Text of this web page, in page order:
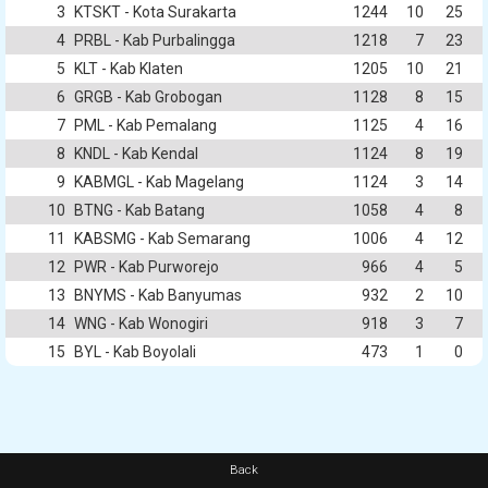
3
KTSKT - Kota Surakarta 1244 10
25
4
PRBL - Kab Purbalingga 1218 7
23
5
KLT - Kab Klaten 1205 10
21
6 GRGB - Kab Grobogan 1128 8
15
7
PML - Kab Pemalang 1125 4
16
8
KNDL - Kab Kendal 1124 8
19
9
KABMGL - Kab Magelang 1124 3
14
10
BTNG - Kab Batang 1058 4
8
11
KABSMG - Kab Semarang 1006 4
12
12
PWR - Kab Purworejo 966 4
5
13
BNYMS - Kab Banyumas 932 2
10
14 WNG - Kab Wonogiri 918 3
7
15
BYL - Kab Boyolali 473 1 0
Back